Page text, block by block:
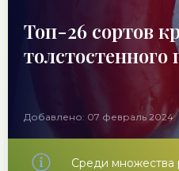
Топ-26 сортов
Добавлено: 07 февраль 2024
Среди множества